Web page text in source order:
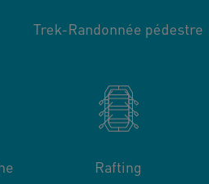
Trek-Randonnée pédestre
Rafting